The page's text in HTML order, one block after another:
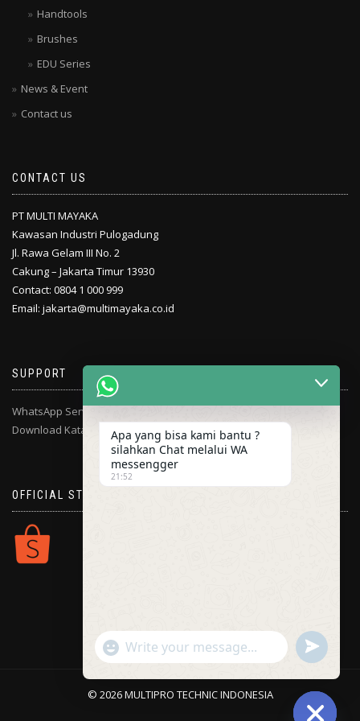
Handtools
Brushes
EDU Series
News & Event
Contact us
CONTACT US
PT MULTI MAYAKA
Kawasan Industri Pulogadung
Jl. Rawa Gelam III No. 2
Cakung – Jakarta Timur 13930
Contact: 0804 1 000 999
Email: jakarta@multimayaka.co.id
SUPPORT
WhatsApp Service Center
Download Katalog
OFFICIAL STORE
© 2026 MULTIPRO TECHNIC INDONESIA
Apa yang bisa kami bantu ?
silahkan Chat melalui WA
messengger
21:52
"+chaty_settings.lang.emoji_picker+"
WhatsApp